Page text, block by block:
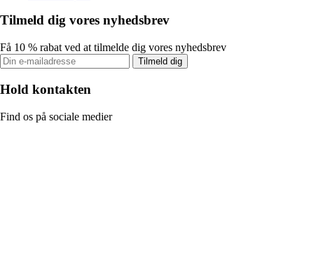
Tilmeld dig vores nyhedsbrev
Få 10 % rabat ved at tilmelde dig vores nyhedsbrev
Tilmeld dig
Hold kontakten
Find os på sociale medier